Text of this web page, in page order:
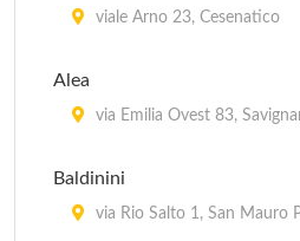
viale Arno 23, Cesenatico
Alea
via Emilia Ovest 83,
Baldinini
via Rio Salto 1, San Mauro